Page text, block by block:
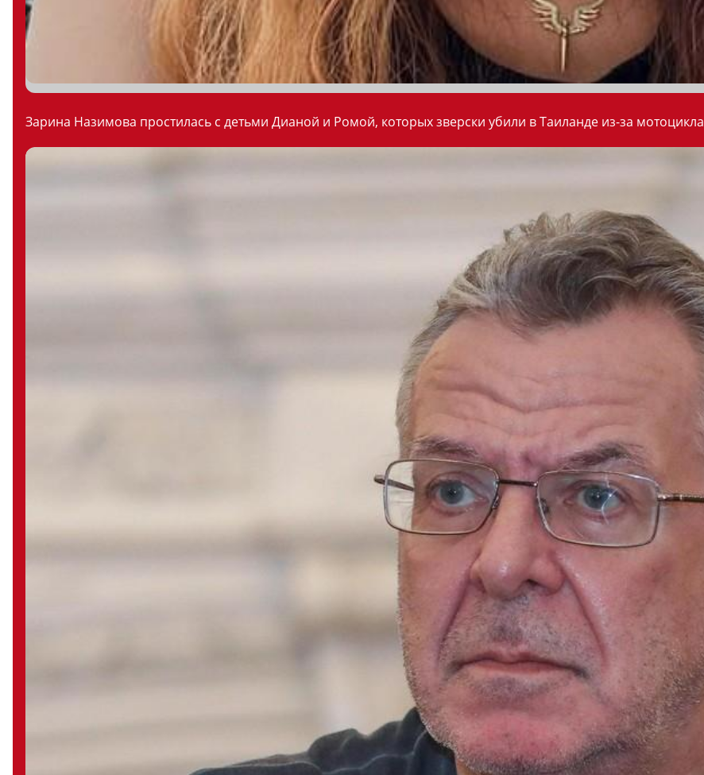
Зарина Назимова простилась с детьми Дианой и Ромой, которых зверски убили в Таиланде из-за мотоцикла